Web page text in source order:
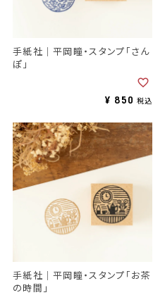
手紙社｜平岡瞳・スタンプ「さん
ぽ」
¥ 850 税込
手紙社｜平岡瞳・スタンプ「お茶
の時間」